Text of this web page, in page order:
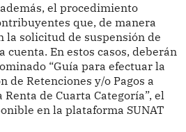
el procedimiento
que, de manera
la solicitud de suspensión de
cuenta. En estos casos, deberán
“Guía para efectuar la
de Retenciones y/o Pagos a
Renta de Cuarta Categoría”, el
en la plataforma SUNAT